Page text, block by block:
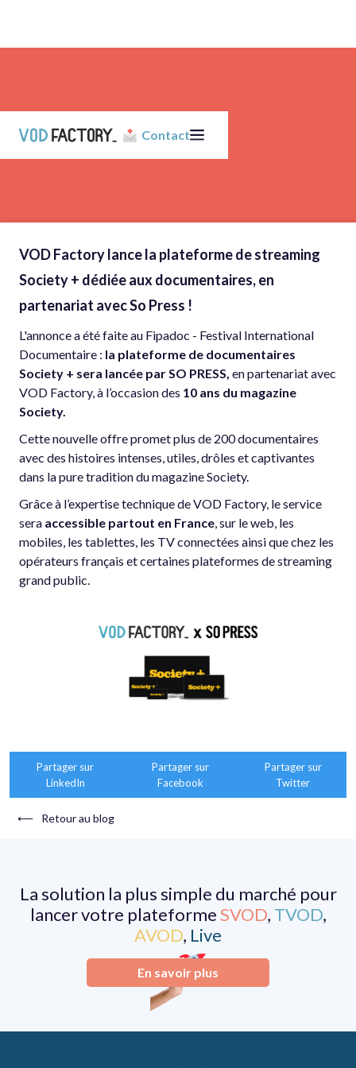
Contact
VOD Factory lance la plateforme de streaming
Society + dédiée aux documentaires, en
partenariat avec So Press !
L'annonce a été faite au Fipadoc - Festival International
Documentaire : la plateforme de documentaires
Society + sera lancée par SO PRESS, en partenariat avec
VOD Factory, à l’occasion des 10 ans du magazine
Society.
Cette nouvelle offre promet plus de 200 documentaires
avec des histoires intenses, utiles, drôles et captivantes
dans la pure tradition du magazine Society.
Grâce à l’expertise technique de VOD Factory, le service
sera accessible partout en France, sur le web, les
mobiles, les tablettes, les TV connectées ainsi que chez les
opérateurs français et certaines plateformes de streaming
grand public.
Partager sur
LinkedIn
Partager sur
Facebook
Partager sur
Twitter
⟵ Retour au blog
La solution la plus simple du marché pour
lancer votre plateformeSVOD, TVOD,
AVOD, Live
En savoir plus